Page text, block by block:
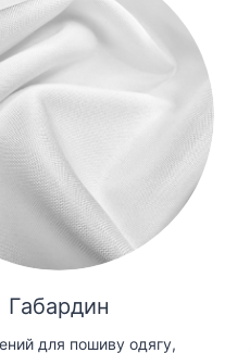
Габардин
для пошиву одягу,